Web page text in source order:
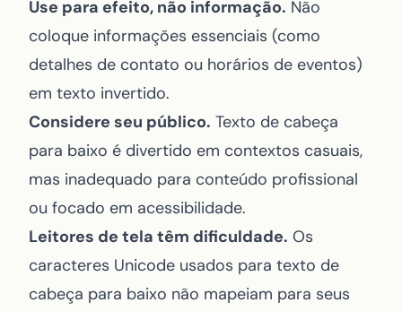
Use para efeito, não informação. Não
coloque informações essenciais (como
detalhes de contato ou horários de eventos)
em texto invertido.
Considere seu público. Texto de cabeça
para baixo é divertido em contextos casuais,
mas inadequado para conteúdo profissional
ou focado em acessibilidade.
Leitores de tela têm dificuldade. Os
caracteres Unicode usados para texto de
cabeça para baixo não mapeiam para seus